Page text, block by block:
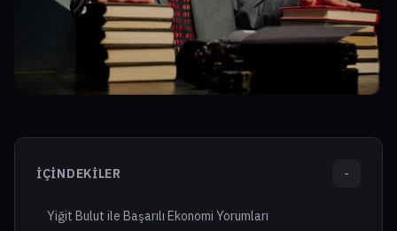
İÇINDEKILER -
Yiğit Bulut ile Başarılı Ekonomi Yorumları